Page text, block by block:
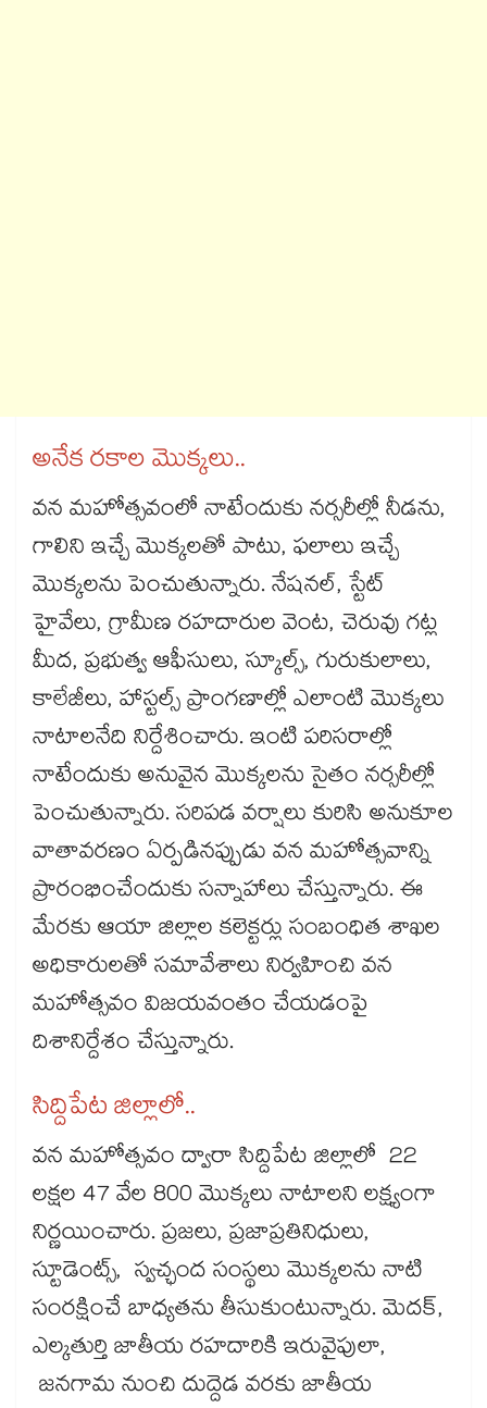
అనేక రకాల మొక్కలు..
వన మహోత్సవంలో నాటేందుకు నర్సరీల్లో నీడను,
గాలిని ఇచ్చే మొక్కలతో పాటు, ఫలాలు ఇచ్చే
మొక్కలను పెంచుతున్నారు. నేషనల్, స్టేట్
హైవేలు, గ్రామీణ రహదారుల వెంట, చెరువు గట్ల
మీద, ప్రభుత్వ ఆఫీసులు, స్కూల్స్, గురుకులాలు,
కాలేజీలు, హాస్టల్స్ ప్రాంగణాల్లో ఎలాంటి మొక్కలు
నాటాలనేది నిర్దేశించారు. ఇంటి పరిసరాల్లో
నాటేందుకు అనువైన మొక్కలను సైతం నర్సరీల్లో
పెంచుతున్నారు. సరిపడ వర్షాలు కురిసి అనుకూల
వాతావరణం ఏర్పడినప్పుడు వన మహోత్సవాన్ని
ప్రారంభించేందుకు సన్నాహాలు చేస్తున్నారు. ఈ
మేరకు ఆయా జిల్లాల కలెక్టర్లు సంబంధిత శాఖల
అధికారులతో సమావేశాలు నిర్వహించి వన
మహోత్సవం విజయవంతం చేయడంపై
దిశానిర్దేశం చేస్తున్నారు.
సిద్దిపేట జిల్లాలో..
వన మహోత్సవం ద్వారా సిద్దిపేట జిల్లాలో 22
లక్షల 47 వేల 800 మొక్కలు నాటాలని లక్ష్యంగా
నిర్ణయించారు. ప్రజలు, ప్రజాప్రతినిధులు,
స్టూడెంట్స్, స్వచ్ఛంద సంస్థలు మొక్కలను నాటి
సంరక్షించే బాధ్యతను తీసుకుంటున్నారు. మెదక్,
ఎల్కతుర్తి జాతీయ రహదారికి ఇరువైపులా,
జనగామ నుంచి దుద్దెడ వరకు జాతీయ